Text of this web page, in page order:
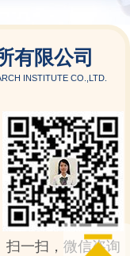
有限公司
INSTITUTE CO.,LTD.
扫一扫，微信咨询